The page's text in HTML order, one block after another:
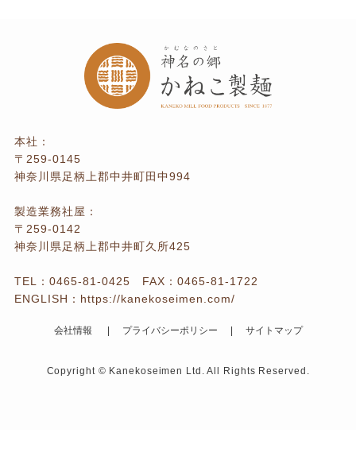
本社：
〒259-0145
神奈川県足柄上郡中井町田中994
製造業務社屋：
〒259-0142
神奈川県足柄上郡中井町久所425
TEL： 0465-81-0425 FAX：0465-81-1722
ENGLISH： https://kanekoseimen.com/
会社情報 プライバシーポリシー サイトマップ
Copyright © Kanekoseimen Ltd. All Rights Reserved.